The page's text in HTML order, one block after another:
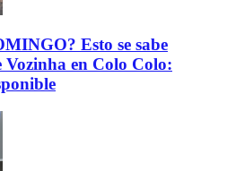
Esto se sabe
Vozinha en Colo Colo: